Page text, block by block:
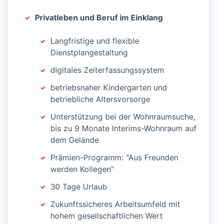
Privatleben und Beruf im Einklang
Langfristige und flexible
Dienstplangestaltung
digitales Zeiterfassungssystem
betriebsnaher Kindergarten und
betriebliche Altersvorsorge
Unterstützung bei der Wohnraumsuche,
bis zu 9 Monate Interims-Wohnraum auf
dem Gelände
Prämien-Programm: "Aus Freunden
werden Kollegen"
30 Tage Urlaub
Zukunftssicheres Arbeitsumfeld mit
hohem gesellschaftlichen Wert